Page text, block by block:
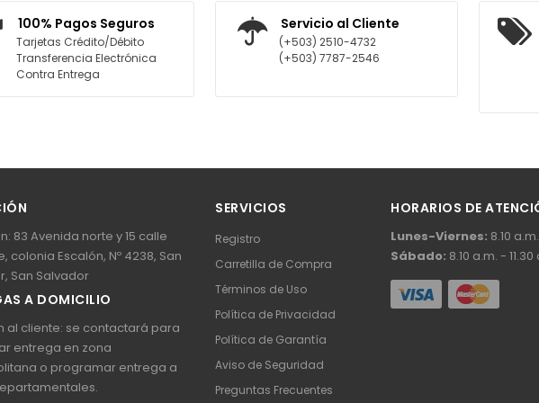
100% Pagos Seguros
Tarjetas Crédito/Débito
Transferencia Electrónica
Contra Entrega
Servicio al Cliente
(+503) 2510-4732
(+503) 7787-2546
83 Avenida norte y 15 calle
colonia Escalón, Nº 4238, San
San Salvador
A DOMICILIO
al cliente: se contactará para
entrega en zona
o programar entrega a
SERVICIOS
Registro
Carretilla de Compra
Términos de Uso
Política de Privacidad
Política de Garantía
Aviso de Seguridad
Preguntas Frecuentes
HORARIOS DE
Lunes-Viernes: 8.10
Sábado: 8.10 a.m. -